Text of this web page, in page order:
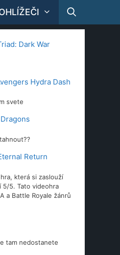
Dark War
Hydra Dash
svete
Return
která si zaslouží
5/5. Tato videohra
a Battle Royale žánrů
tam nedostanete